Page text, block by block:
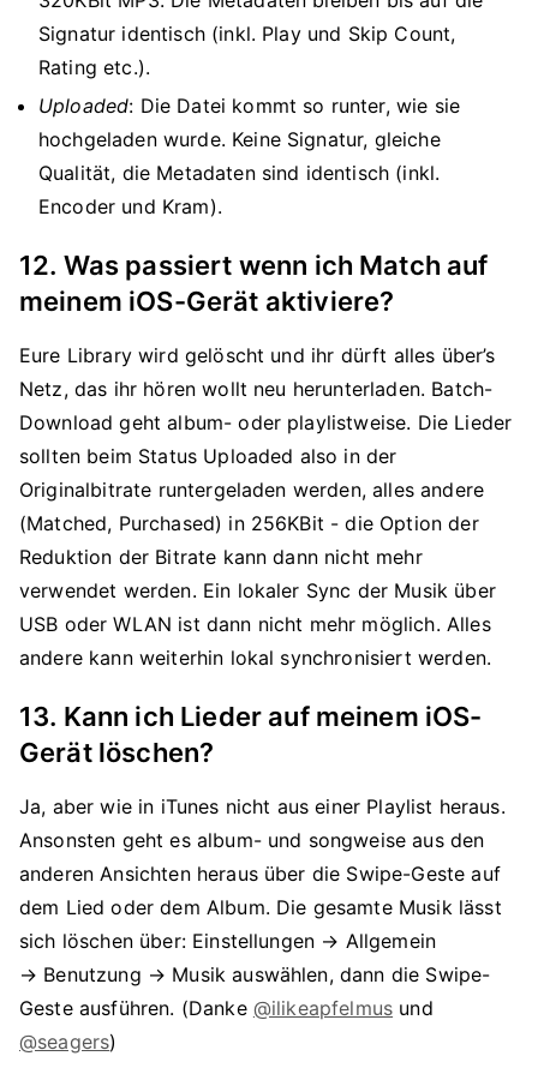
Signatur identisch (inkl. Play und Skip Count,
Rating etc.).
Uploaded: Die Datei kommt so runter, wie sie
hochgeladen wurde. Keine Signatur, gleiche
Qualität, die Metadaten sind identisch (inkl.
Encoder und Kram).
12. Was passiert wenn ich Match auf
meinem iOS-Gerät aktiviere?
Eure Library wird gelöscht und ihr dürft alles über’s
Netz, das ihr hören wollt neu herunterladen. Batch-
Download geht album- oder playlistweise. Die Lieder
sollten beim Status Uploaded also in der
Originalbitrate runtergeladen werden, alles andere
(Matched, Purchased) in 256KBit - die Option der
Reduktion der Bitrate kann dann nicht mehr
verwendet werden. Ein lokaler Sync der Musik über
USB oder WLAN ist dann nicht mehr möglich. Alles
andere kann weiterhin lokal synchronisiert werden.
13. Kann ich Lieder auf meinem iOS-
Gerät löschen?
Ja, aber wie in iTunes nicht aus einer Playlist heraus.
Ansonsten geht es album- und songweise aus den
anderen Ansichten heraus über die Swipe-Geste auf
dem Lied oder dem Album. Die gesamte Musik lässt
sich löschen über: Einstellungen → Allgemein
→ Benutzung → Musik auswählen, dann die Swipe-
Geste ausführen. (Danke @ilikeapfelmus und
@seagers)